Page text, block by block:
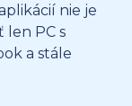
nie je
PC s
a stále